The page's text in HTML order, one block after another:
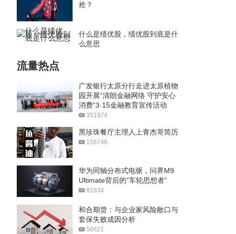
抢？
什么是绩优股，绩优股到底是什
么意思
流量热点
广发银行太原分行走进太原植物
园开展“清朗金融网络 守护安心
消费”3·15金融教育宣传活动
351974
黑珍珠餐厅主理人上青杰哥简历
156746
华为同轴分布式电驱，问界M9
Ultimate背后的“车轮思想者”
81834
和合期货：与企业家风险敞口与
套保失败成因分析
56621